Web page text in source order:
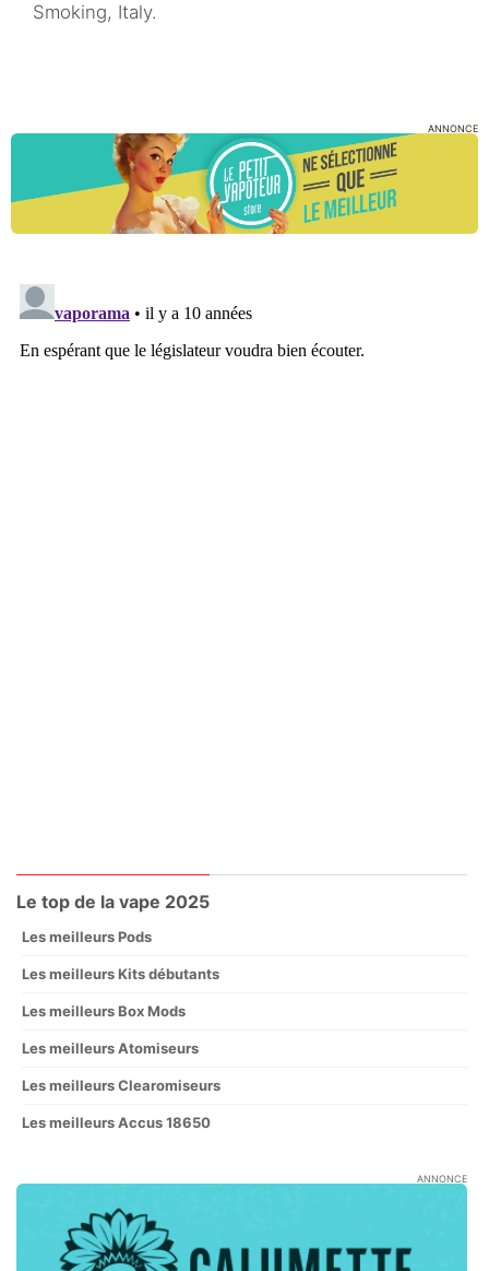
Smoking, Italy.
ANNONCE
Le top de la vape 2025
Les meilleurs Pods
Les meilleurs Kits débutants
Les meilleurs Box Mods
Les meilleurs Atomiseurs
Les meilleurs Clearomiseurs
Les meilleurs Accus 18650
ANNONCE